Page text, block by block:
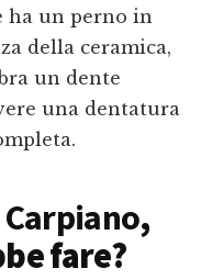
ha un perno in
della ceramica,
un dente
una dentatura
,
fare?